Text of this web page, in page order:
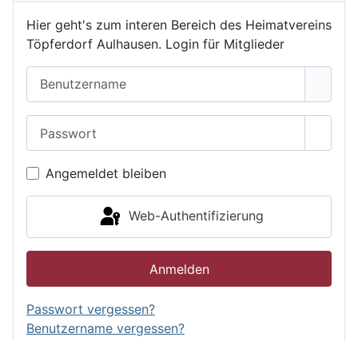
Hier geht's zum interen Bereich des Heimatvereins
Töpferdorf Aulhausen. Login für Mitglieder
Angemeldet bleiben
Web-Authentifizierung
Anmelden
Passwort vergessen?
Benutzername vergessen?